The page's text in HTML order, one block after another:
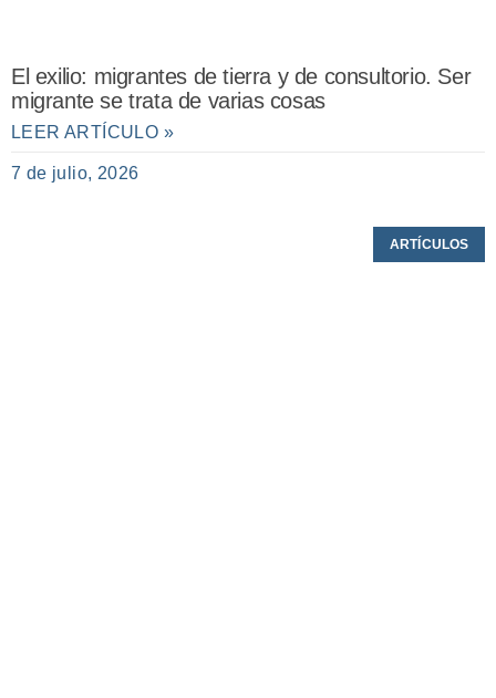
El exilio: migrantes de tierra y de consultorio. Ser
migrante se trata de varias cosas
LEER ARTÍCULO »
7 de julio, 2026
ARTÍCULOS